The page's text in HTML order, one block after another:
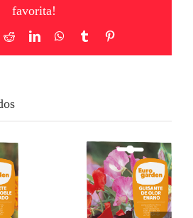
favorita!
RedditLinkedInWhatsApp
Tumblr